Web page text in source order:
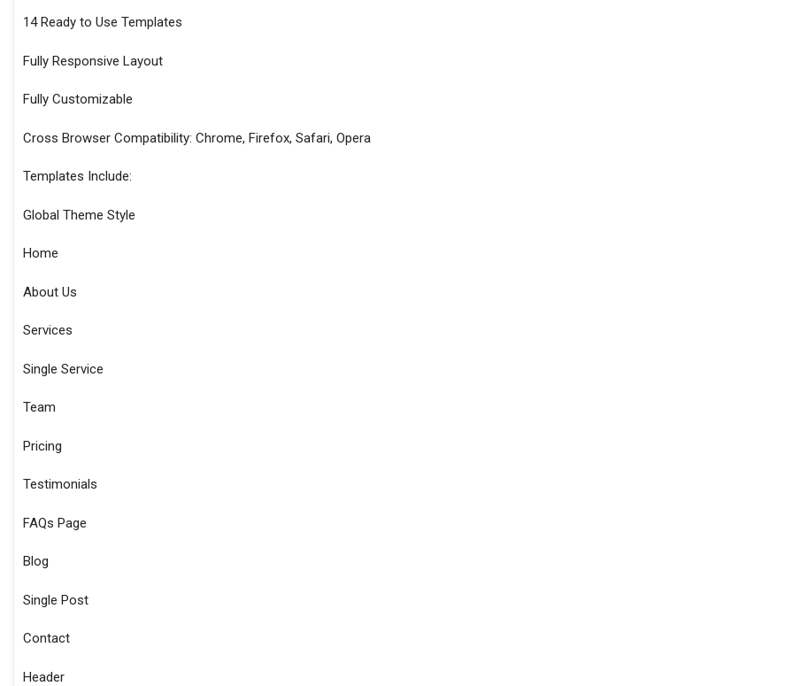
14 Ready to Use Templates
Fully Responsive Layout
Fully Customizable
Cross Browser Compatibility: Chrome, Firefox, Safari, Opera
Templates Include:
Global Theme Style
Home
About Us
Services
Single Service
Team
Pricing
Testimonials
FAQs Page
Blog
Single Post
Contact
Header